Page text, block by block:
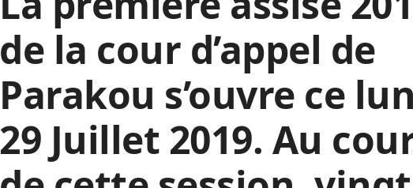
de la cour d’appel de
Parakou s’ouvre ce
29 Juillet 2019. Au